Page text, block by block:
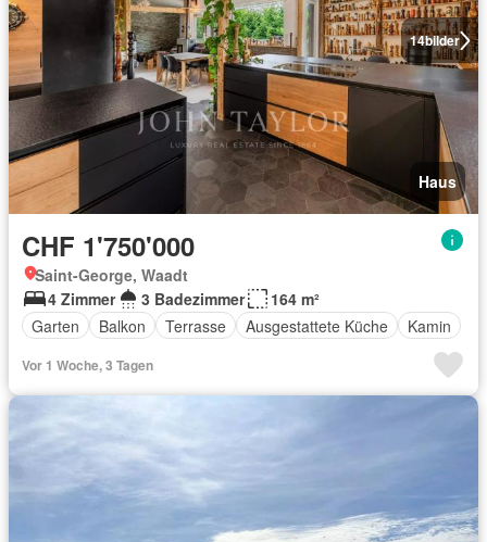
14bilder
Haus
CHF 1'750'000
Saint-George, Waadt
4 Zimmer
3 Badezimmer
164 m²
Garten
Balkon Terrasse Ausgestattete Küche Kamin
Vor 1 Woche, 3 Tagen